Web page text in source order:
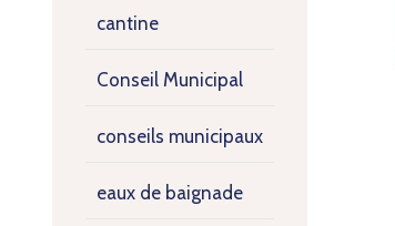
cantine
Conseil Municipal
conseils municipaux
eaux de baignade